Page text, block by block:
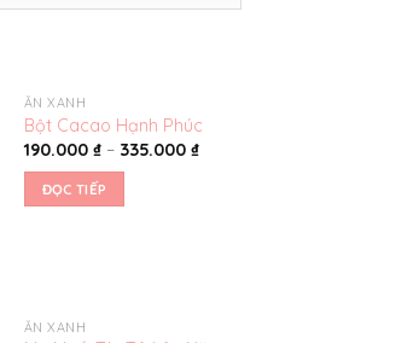
Yêu
thích
ĂN XANH
Bột Cacao Hạnh Phúc
190.000 ₫– 335.000 ₫
ĐỌC TIẾP
ĂN XANH